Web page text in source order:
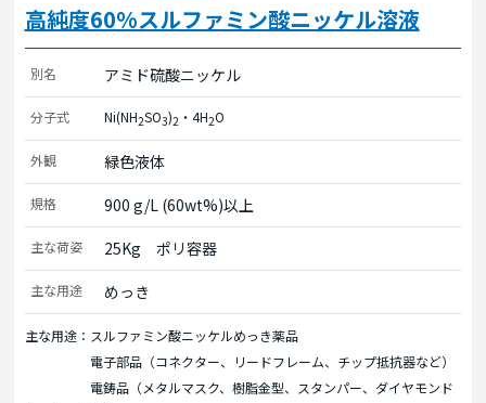
高純度60%スルファミン酸ニッケル溶液
別名 アミド硫酸ニッケル
分子式 Ni(NH2SO3)2 ・4H2O
外観 緑色液体
規格 900 g/L (60wt%)以上
主な荷姿 25Kg　ポリ容器
主な用途 めっき
主な用途：スルファミン酸ニッケルめっき薬品
電子部品（コネクター、リードフレーム、チップ抵抗器など）
電鋳品（メタルマスク、樹脂金型、スタンパー、ダイヤモンド